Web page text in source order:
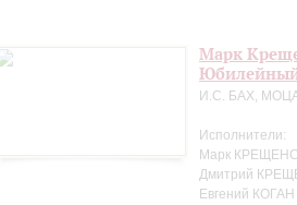
Марк
И.С. БАХ,
Исполнители:
Марк
Дмитрий
Евгений